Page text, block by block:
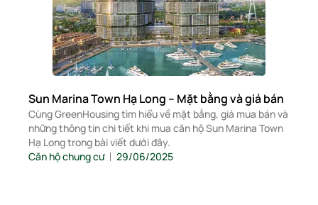
Sun Marina Town Hạ Long – Mặt bằng và giá bán
Cùng GreenHousing tìm hiểu về mặt bằng, giá mua bán và
những thông tin chi tiết khi mua căn hộ Sun Marina Town
Hạ Long trong bài viết dưới đây.
Căn hộ chung cư
29/06/2025